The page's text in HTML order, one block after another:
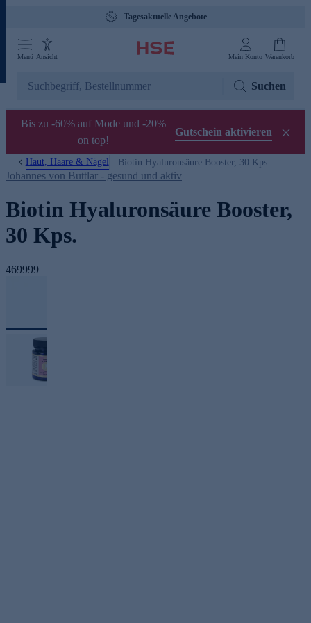
Tagesaktuelle Angebote
Menü Ansicht Mein Konto Warenkorb
Suchen
Bis zu -60% auf Mode und -20%
on top!
Gutschein aktivieren
Haut, Haare & Nägel Biotin Hyaluronsäure Booster, 30 Kps.
Johannes von Buttlar - gesund und aktiv
Biotin Hyaluronsäure Booster,
30 Kps.
469999